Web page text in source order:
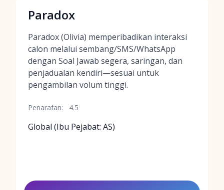
Paradox
Paradox (Olivia) memperibadikan interaksi
calon melalui sembang/SMS/WhatsApp
dengan Soal Jawab segera, saringan, dan
penjadualan kendiri—sesuai untuk
pengambilan volum tinggi.
Penarafan: 4.5
Global (Ibu Pejabat: AS)